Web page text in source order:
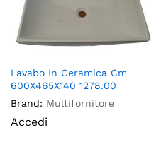
Lavabo In Ceramica Cm
600X465X140 1278.00
Brand: Multifornitore
Accedi